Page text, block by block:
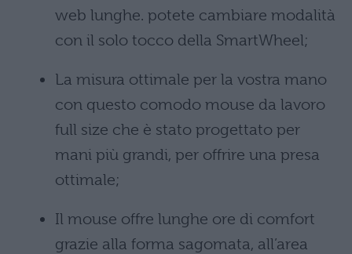
web lunghe. potete cambiare modalità
con il solo tocco della SmartWheel;
La misura ottimale per la vostra mano
con questo comodo mouse da lavoro
full size che è stato progettato per
mani più grandi, per offrire una presa
ottimale;
Il mouse offre lunghe ore di comfort
grazie alla forma sagomata, all’area